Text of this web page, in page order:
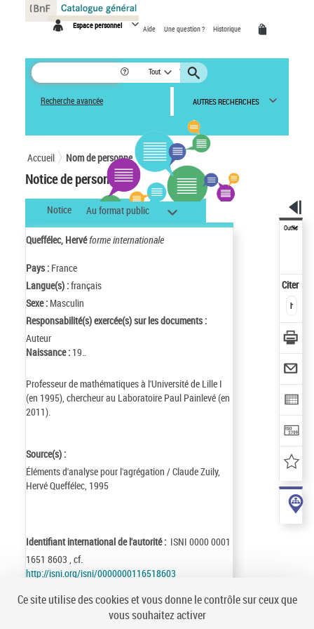
Espace personnel Aide Une question ? Historique
Tout
Recherche avancée AUTRES RECHERCHES
Accueil Nom de personne
Notice de personne
Notice Au format public
Queffélec, Hervéforme internationale
Pays : France
Langue(s) :français
Sexe : Masculin
Responsabilité(s) exercée(s) sur les documents :
Auteur
Naissance : 19..
Professeur de mathématiques à l'Université de Lille I
(en 1995), chercheur au Laboratoire Paul Painlevé (en
2011).
Source(s) :
Éléments d'analyse pour l'agrégation / Claude Zuily,
Hervé Queffélec, 1995
Identifiant international de l'autorité : ISNI 0000 0001
1651 8603 , cf.
http://isni.org/isni/0000000116518603
Notice n° :FRBNF12506477
Mise à jour :12/03/28
Outils
Citer
Panneau de gestion des cookies
Ce site utilise des cookies et vous donne le contrôle sur ceux que
vous souhaitez activer